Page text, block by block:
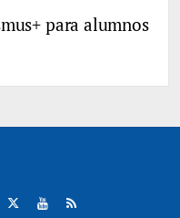
para alumnos